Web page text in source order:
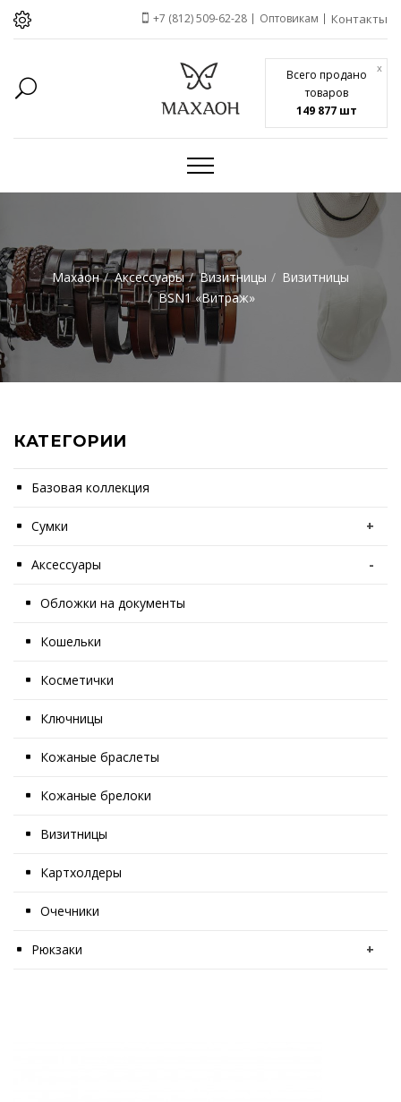
Всего продано
товаров
149 877 шт
x
+7 (812) 509-62-28 Оптовикам Контакты
Махаон Аксессуары Визитницы
Визитницы
BSN1 «Витраж»
КАТЕГОРИИ
Базовая коллекция
Сумки +
Аксессуары -
Обложки на документы
Кошельки
Косметички
Ключницы
Кожаные браслеты
Кожаные брелоки
Визитницы
Картхолдеры
Очечники
Рюкзаки +